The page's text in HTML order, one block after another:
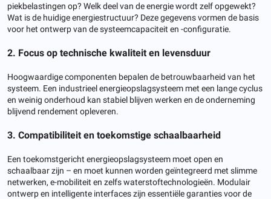
piekbelastingen op? Welk deel van de energie wordt zelf opgewekt?
Wat is de huidige energiestructuur? Deze gegevens vormen de basis
voor het ontwerp van de systeemcapaciteit en -configuratie.
2. Focus op technische kwaliteit en levensduur
Hoogwaardige componenten bepalen de betrouwbaarheid van het
systeem. Een industrieel energieopslagsysteem met een lange cyclus
en weinig onderhoud kan stabiel blijven werken en de onderneming
blijvend rendement opleveren.
3. Compatibiliteit en toekomstige schaalbaarheid
Een toekomstgericht energieopslagsysteem moet open en
schaalbaar zijn – en moet kunnen worden geïntegreerd met slimme
netwerken, e-mobiliteit en zelfs waterstoftechnologieën. Modulair
ontwerp en intelligente interfaces zijn essentiële garanties voor de